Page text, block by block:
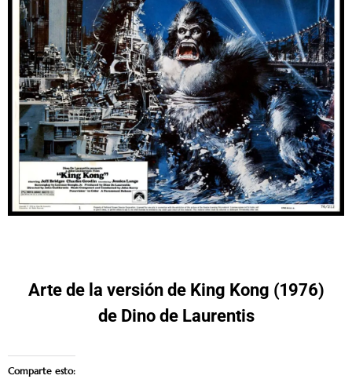
Arte de la versión de King Kong (1976)
de Dino de Laurentis
Comparte esto: